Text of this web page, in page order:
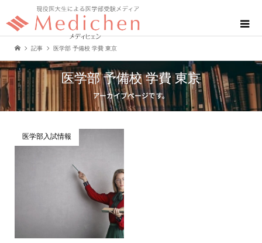
記事 医学部 予備校 学費 東京
医学部 予備校 学費 東京
アーカイブページです。
医学部入試情報